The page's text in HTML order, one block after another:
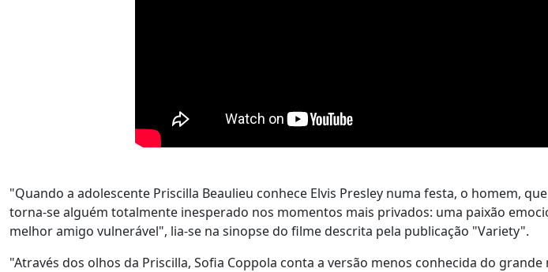
"Quando a adolescente Priscilla Beaulieu conhece Elvis Presley numa festa, o homem,
torna-se alguém totalmente inesperado nos momentos mais privados: uma paixão
melhor amigo vulnerável", lia-se na sinopse do filme descrita pela publicação "Variety".
"Através dos olhos da Priscilla, Sofia Coppola conta a versão menos conhecida do